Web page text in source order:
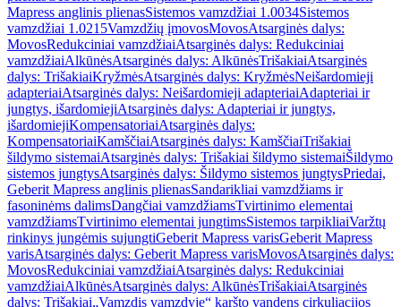
Mapress anglinis plienasSistemos vamzdžiai 1.0034Sistemos
vamzdžiai 1.0215Vamzdžių įmovosMovosAtsarginės dalys:
MovosRedukciniai vamzdžiaiAtsarginės dalys: Redukciniai
vamzdžiaiAlkūnėsAtsarginės dalys: AlkūnėsTrišakiaiAtsarginės
dalys: TrišakiaiKryžmėsAtsarginės dalys: KryžmėsNeišardomieji
adapteriaiAtsarginės dalys: Neišardomieji adapteriaiAdapteriai ir
jungtys, išardomiejiAtsarginės dalys: Adapteriai ir jungtys,
išardomiejiKompensatoriaiAtsarginės dalys:
KompensatoriaiKamščiaiAtsarginės dalys: KamščiaiTrišakiai
šildymo sistemaiAtsarginės dalys: Trišakiai šildymo sistemaiŠildymo
sistemos jungtysAtsarginės dalys: Šildymo sistemos jungtysPriedai,
Geberit Mapress anglinis plienasSandarikliai vamzdžiams ir
fasoninėms dalimsDangčiai vamzdžiamsTvirtinimo elementai
vamzdžiamsTvirtinimo elementai jungtimsSistemos tarpikliaiVaržtų
rinkinys jungėmis sujungtiGeberit Mapress varisGeberit Mapress
varisAtsarginės dalys: Geberit Mapress varisMovosAtsarginės dalys:
MovosRedukciniai vamzdžiaiAtsarginės dalys: Redukciniai
vamzdžiaiAlkūnėsAtsarginės dalys: AlkūnėsTrišakiaiAtsarginės
dalys: Trišakiai„Vamzdis vamzdyje“ karšto vandens cirkuliacijos